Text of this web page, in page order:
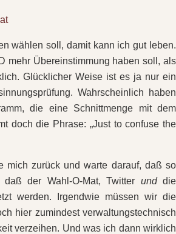
wählen soll, damit kann ich gut leben.
mehr Übereinstimmung haben soll, als
Glücklicher Weise ist es ja nur ein
Wahrscheinlich haben
die eine Schnittmenge mit dem
doch die Phrase: „Just to confuse the
mich zurück und warte darauf, daß so
der Wahl-O-Mat, Twitter unddie
werden. Irgendwie müssen wir die
hier zumindest verwaltungstechnisch
verzeihen. Und was ich dann wirklich